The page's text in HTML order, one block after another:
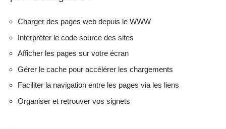
Charger des pages web depuis le WWW
Interpréter le code source des sites
Afficher les pages sur votre écran
Gérer le cache pour accélérer les chargements
Faciliter la navigation entre les pages via les liens
Organiser et retrouver vos signets